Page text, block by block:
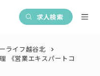
求人検索
ライフ越谷北
《営業エキスパートコ